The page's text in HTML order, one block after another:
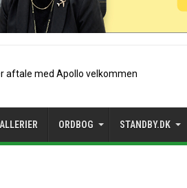
A320-sæsonrute i
ORDBOG STANDBY.DK